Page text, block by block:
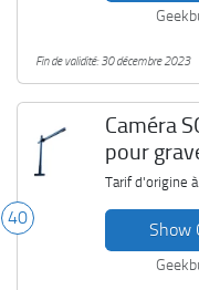
Fin de validité: 30 décembre 2023
40
Caméra
pour
Tarif d'origine à
Show